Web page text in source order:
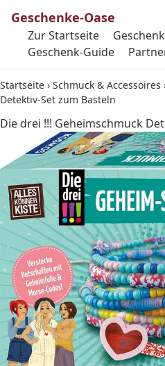
Geschenke-Oase
Zur Startseite
Geschenk-Guide
Startseite › Schmuck & Accessoires
Detektiv-Set zum Basteln
Die drei !!! Geheimschmuck